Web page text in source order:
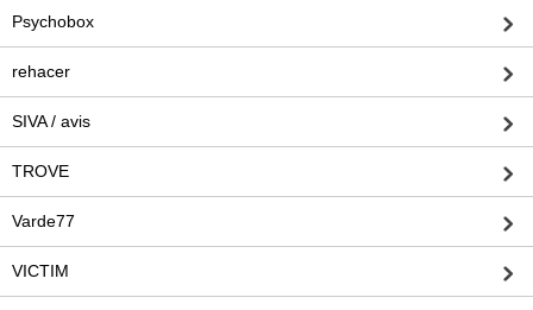
Psychobox
rehacer
SIVA / avis
TROVE
Varde77
VICTIM